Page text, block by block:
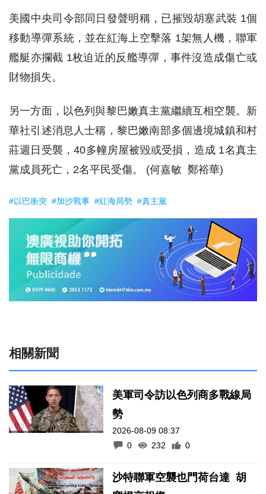
美國中央司令部同日發聲明稱，已摧毀胡塞武裝 1個
移動導彈系統，並在紅海上空擊落 1架無人機，聯軍
艦艇亦攔截 1枚迫近的反艦導彈，事件沒造成傷亡或
財物損失。
另一方面，以色列與黎巴嫩真主黨繼續互相空襲。新
華社引述消息人士稱，黎巴嫩南部多個邊境城鎮和村
莊週日受襲，40多幢房屋被毀或受損，造成 1名真主
黨成員死亡，2名平民受傷。 (何嘉敏 鄭裕華)
#以巴衝突 #加沙戰事 #紅海局勢 #真主黨
相關新聞
美軍司令訪以色列商多戰線局
勢
2026-08-09 08:37
0
232 0
沙特聯軍空襲也門荷台達 胡